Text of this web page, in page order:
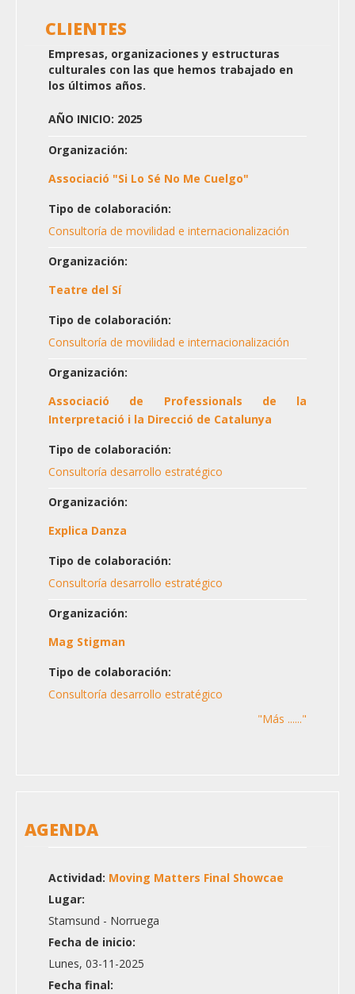
CLIENTES
Empresas, organizaciones y estructuras
culturales con las que hemos trabajado en
los últimos años.
AÑO INICIO: 2025
Organización:
Associació "Si Lo Sé No Me Cuelgo"
Tipo de colaboración:
Consultoría de movilidad e internacionalización
Organización:
Teatre del Sí
Tipo de colaboración:
Consultoría de movilidad e internacionalización
Organización:
Associació de Professionals de la
Interpretació i la Direcció de Catalunya
Tipo de colaboración:
Consultoría desarrollo estratégico
Organización:
Explica Danza
Tipo de colaboración:
Consultoría desarrollo estratégico
Organización:
Mag Stigman
Tipo de colaboración:
Consultoría desarrollo estratégico
"Más ......"
AGENDA
Actividad: Moving Matters Final Showcae
Lugar:
Stamsund - Norruega
Fecha de inicio:
Lunes, 03-11-2025
Fecha final: